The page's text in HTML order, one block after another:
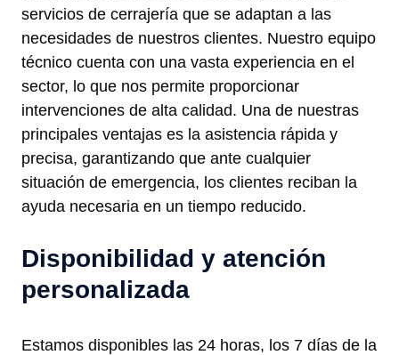
servicios de cerrajería que se adaptan a las
necesidades de nuestros clientes. Nuestro equipo
técnico cuenta con una vasta experiencia en el
sector, lo que nos permite proporcionar
intervenciones de alta calidad. Una de nuestras
principales ventajas es la asistencia rápida y
precisa, garantizando que ante cualquier
situación de emergencia, los clientes reciban la
ayuda necesaria en un tiempo reducido.
Disponibilidad y atención
personalizada
Estamos disponibles las 24 horas, los 7 días de la